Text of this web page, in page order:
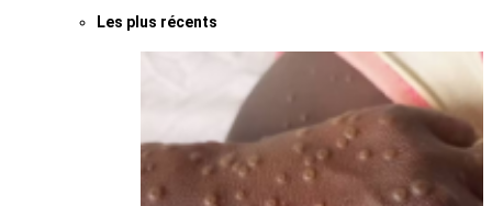
Les plus récents